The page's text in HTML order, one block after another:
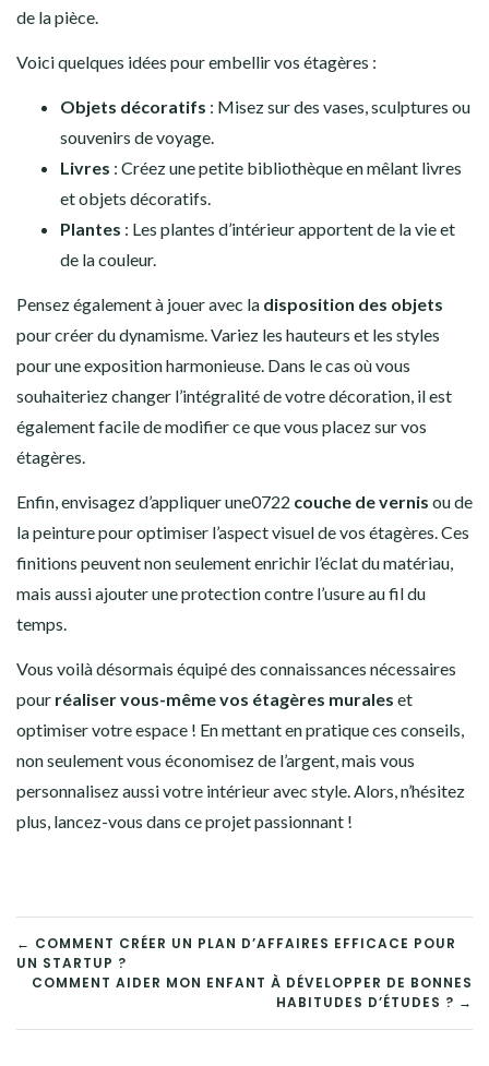
de la pièce.
Voici quelques idées pour embellir vos étagères :
Objets décoratifs : Misez sur des vases, sculptures ou
souvenirs de voyage.
Livres : Créez une petite bibliothèque en mêlant livres
et objets décoratifs.
Plantes : Les plantes d’intérieur apportent de la vie et
de la couleur.
Pensez également à jouer avec la disposition des objets
pour créer du dynamisme. Variez les hauteurs et les styles
pour une exposition harmonieuse. Dans le cas où vous
souhaiteriez changer l’intégralité de votre décoration, il est
également facile de modifier ce que vous placez sur vos
étagères.
Enfin, envisagez d’appliquer une0722 couche de vernis ou de
la peinture pour optimiser l’aspect visuel de vos étagères. Ces
finitions peuvent non seulement enrichir l’éclat du matériau,
mais aussi ajouter une protection contre l’usure au fil du
temps.
Vous voilà désormais équipé des connaissances nécessaires
pour réaliser vous-même vos étagères murales et
optimiser votre espace ! En mettant en pratique ces conseils,
non seulement vous économisez de l’argent, mais vous
personnalisez aussi votre intérieur avec style. Alors, n’hésitez
plus, lancez-vous dans ce projet passionnant !
NAVIGATION
DE
L’ARTICLE
← COMMENT CRÉER UN PLAN D’AFFAIRES EFFICACE POUR
UN STARTUP ?
COMMENT AIDER MON ENFANT À DÉVELOPPER DE BONNES
HABITUDES D’ÉTUDES ? →